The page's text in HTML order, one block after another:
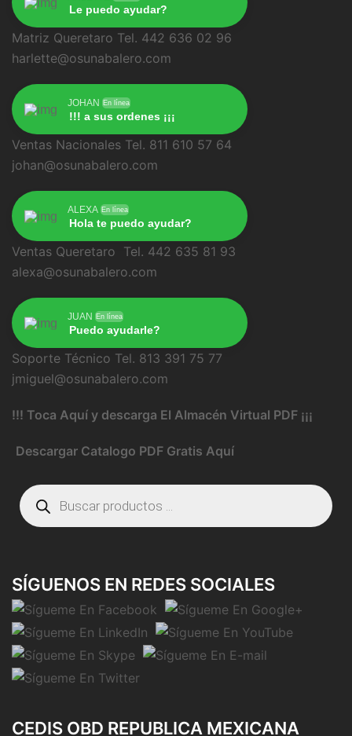
Le puedo ayudar?
Matriz Queretaro Tel. 442 636 02 96
harlette@osunabalero.com
JOHAN En línea
!!! a sus ordenes ¡¡¡
Ventas Nacionales Tel. 811 610 57 64
johan@osunabalero.com
ALEXA En línea
Hola te puedo ayudar?
Ventas Queretaro Tel. 442 635 81 93
alexa@osunabalero.com
JUAN En línea
Puedo ayudarle?
Soporte Técnico Tel. 813 391 75 77
jmiguel@osunabalero.com
!!! Toca Aquí y descarga El Almacén Virtual PDF ¡¡¡
Descargar Catalogo PDF Gratis Aquí
Búsqueda
de
productos
SÍGUENOS EN REDES SOCIALES
CEDIS OBD REPUBLICA MEXICANA